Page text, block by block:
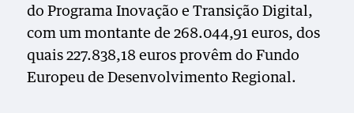
do Programa Inovação e Transição Digital,
com um montante de 268.044,91 euros, dos
quais 227.838,18 euros provêm do Fundo
Europeu de Desenvolvimento Regional.